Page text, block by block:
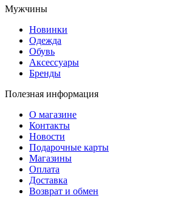
Мужчины
Новинки
Одежда
Обувь
Аксессуары
Бренды
Полезная информация
О магазине
Контакты
Новости
Подарочные карты
Магазины
Оплата
Доставка
Возврат и обмен